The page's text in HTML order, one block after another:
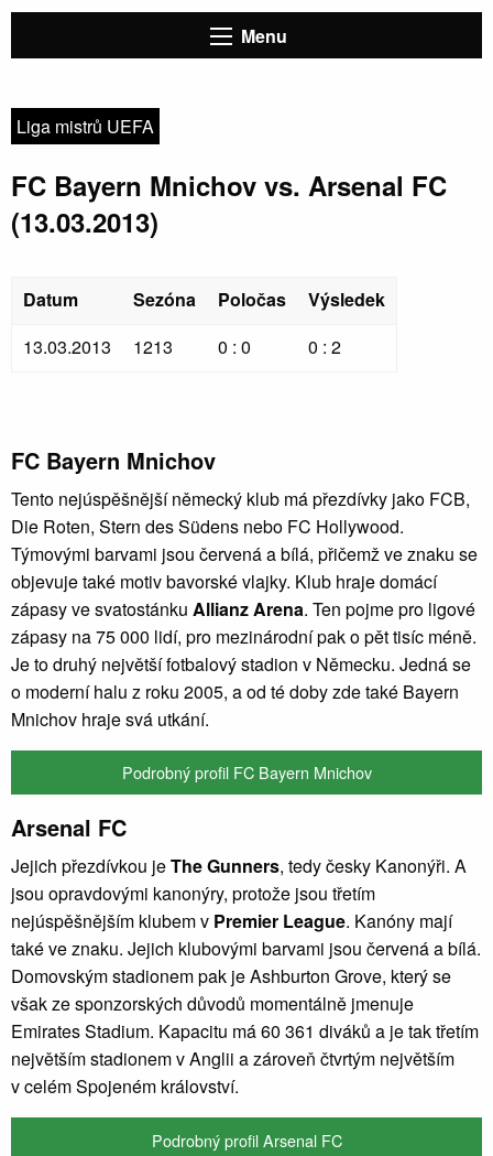
Menu
Liga mistrů UEFA
FC Bayern Mnichov vs. Arsenal FC
(13.03.2013)
Datum Sezóna Poločas
Výsledek
13.03.2013
1213 0 : 0 0 : 2
FC Bayern Mnichov
Tento nejúspěšnější německý klub má přezdívky jako FCB,
Die Roten, Stern des Südens nebo FC Hollywood.
Týmovými barvami jsou červená a bílá, přičemž ve znaku se
objevuje také motiv bavorské vlajky. Klub hraje domácí
zápasy ve svatostánku Allianz Arena. Ten pojme pro ligové
zápasy na 75 000 lidí, pro mezinárodní pak o pět tisíc méně.
Je to druhý největší fotbalový stadion v Německu. Jedná se
o moderní halu z roku 2005, a od té doby zde také Bayern
Mnichov hraje svá utkání.
Podrobný profil FC Bayern Mnichov
Arsenal FC
Jejich přezdívkou jeThe Gunners, tedy česky Kanonýři. A
jsou opravdovými kanonýry, protože jsou třetím
nejúspěšnějším klubem v Premier League. Kanóny mají
také ve znaku. Jejich klubovými barvami jsou červená a bílá.
Domovským stadionem pak je Ashburton Grove, který se
však ze sponzorských důvodů momentálně jmenuje
Emirates Stadium. Kapacitu má 60 361 diváků a je tak třetím
největším stadionem v Anglii a zároveň čtvrtým největším
v celém Spojeném království.
Podrobný profil Arsenal FC